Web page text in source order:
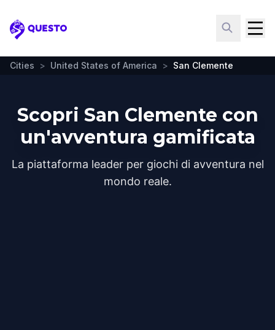
Questo
Cities > United States of America > San Clemente
Scopri San Clemente con
un'avventura gamificata
La piattaforma leader per giochi di avventura nel
mondo reale.